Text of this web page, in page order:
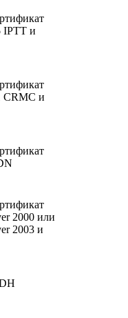
IPTT и
CRMC и
2000 или
2003 и